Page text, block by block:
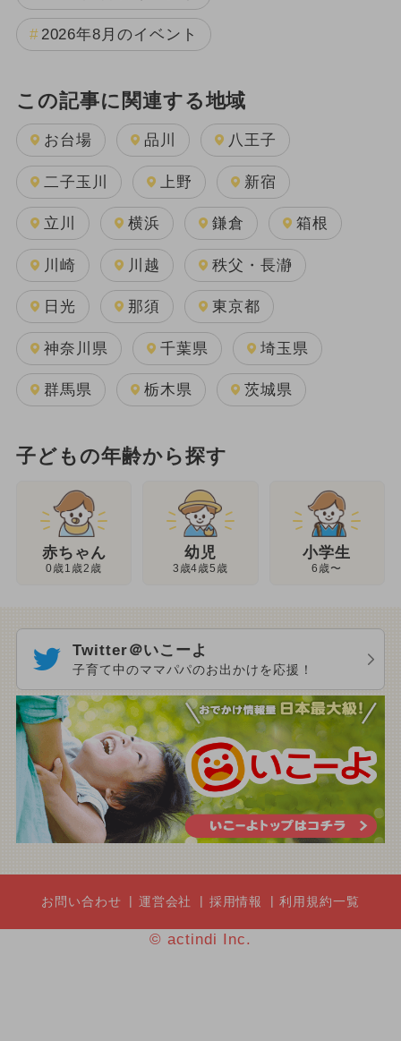
2026年8月のイベント
この記事に関連する地域
お台場 品川 八王子
二子玉川 上野 新宿
立川 横浜 鎌倉 箱根
川崎 川越 秩父・長瀞
日光 那須 東京都
神奈川県 千葉県 埼玉県
群馬県 栃木県 茨城県
子どもの年齢から探す
赤ちゃん
0歳1歳2歳
幼児
3歳4歳5歳
小学生
6歳〜
Twitter＠いこーよ
子育て中のママパパのお出かけを応援！
お問い合わせ 運営会社 採用情報 利用規約一覧
© actindi Inc.